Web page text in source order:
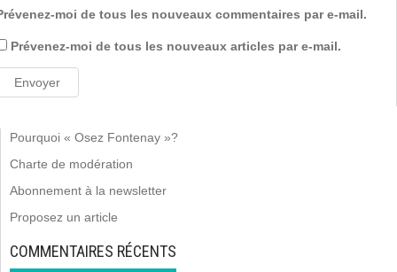
moi de tous les nouveaux commentaires par e-mail.
Prévenez-moi de tous les nouveaux articles par e-mail.
Pourquoi « Osez Fontenay »?
Charte de modération
Abonnement à la newsletter
Proposez un article
COMMENTAIRES RÉCENTS